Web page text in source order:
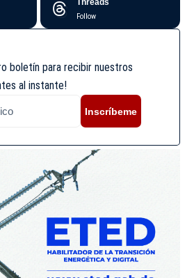
Threads
Follow
boletín para recibir nuestros
al instante!
Inscríbeme